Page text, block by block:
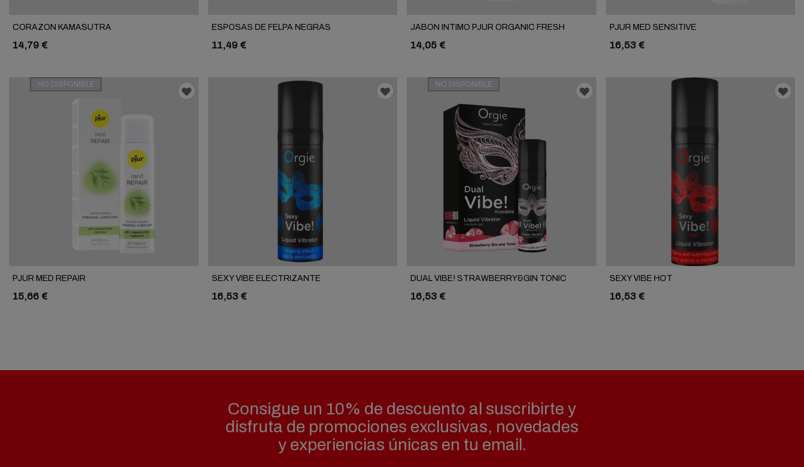
CORAZON KAMASUTRA
14,79 €
ESPOSAS DE FELPA NEGRAS
11,49 €
JABON INTIMO PJUR ORGANIC FRESH
14,05 €
PJUR MED SENSITIVE
16,53 €
NO DISPONIBLE
PJUR MED REPAIR
15,66 €
SEXY VIBE ELECTRIZANTE
16,53 €
NO DISPONIBLE
DUAL VIBE! STRAWBERRY&GIN TONIC
16,53 €
SEXY VIBE HOT
16,53 €
Consigue un 10% de descuento al suscribirte y
disfruta de promociones exclusivas, novedades
y experiencias únicas en tu email.